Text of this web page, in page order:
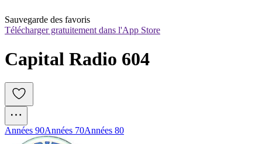
Sauvegarde des favoris
Télécharger gratuitement dans l'App Store
Capital Radio 604
Années 90Années 70Années 80